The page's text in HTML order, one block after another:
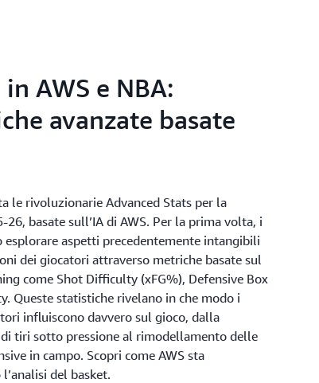
AWS e NBA:
avanzate basate
le rivoluzionarie Advanced Stats per la
26, basate sull’IA di AWS. Per la prima volta, i
esplorare aspetti precedentemente intangibili
dei giocatori attraverso metriche basate sul
come Shot Difficulty (xFG%), Defensive Box
Queste statistiche rivelano in che modo i
influiscono davvero sul gioco, dalla
tiri sotto pressione al rimodellamento delle
in campo. Scopri come AWS sta
del basket.